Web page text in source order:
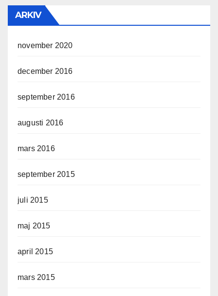
ARKIV
november 2020
december 2016
september 2016
augusti 2016
mars 2016
september 2015
juli 2015
maj 2015
april 2015
mars 2015